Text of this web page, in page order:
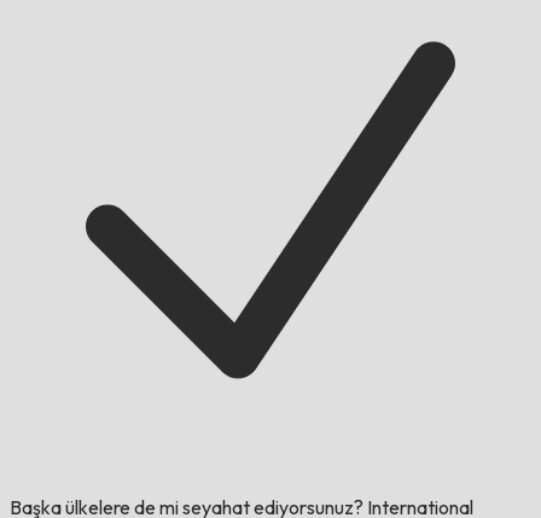
Başka ülkelere de mi seyahat ediyorsunuz? International